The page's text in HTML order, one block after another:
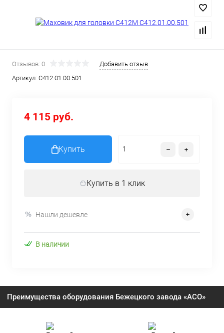
Отзывов: 0
Добавить отзыв
Артикул: С412.01.00.501
4 115 руб.
Купить
Купить в 1 клик
Нашли дешевле
В наличии
Преимущества оборудования Бежецкого завода «АСО»